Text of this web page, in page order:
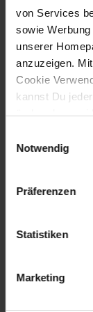
von Services
sowie
unserer
anzuzeigen.
Cookie
kannst Du
ändern bzw.
Notwendig
Präferenzen
Statistiken
Marketing
ProdSV
ProdSV
Artikelnummer:
Artikel gehört